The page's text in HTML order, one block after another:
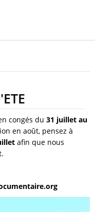
congés du 31 juillet au
en août, pensez à
afin que nous